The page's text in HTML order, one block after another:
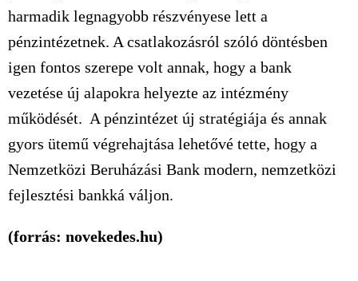
harmadik legnagyobb részvényese lett a
pénzintézetnek. A csatlakozásról szóló döntésben
igen fontos szerepe volt annak, hogy a bank
vezetése új alapokra helyezte az intézmény
működését. A pénzintézet új stratégiája és annak
gyors ütemű végrehajtása lehetővé tette, hogy a
Nemzetközi Beruházási Bank modern, nemzetközi
fejlesztési bankká váljon.
(forrás: novekedes.hu)